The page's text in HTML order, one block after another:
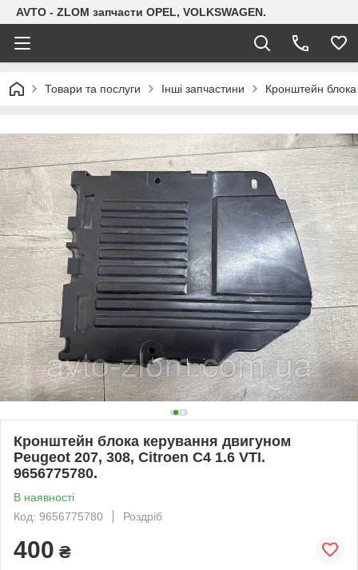
AVTO - ZLOM запчасти OPEL, VOLKSWAGEN.
Товари та послуги Інші запчастини Кронштейн
Кронштейн блока керування двигуном
Peugeot 207, 308, Citroen C4 1.6 VTI.
9656775780.
В наявності
Код: 9656775780
Роздріб
400 ₴